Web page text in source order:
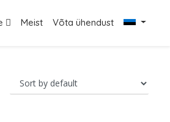
Meist Võta ühendust